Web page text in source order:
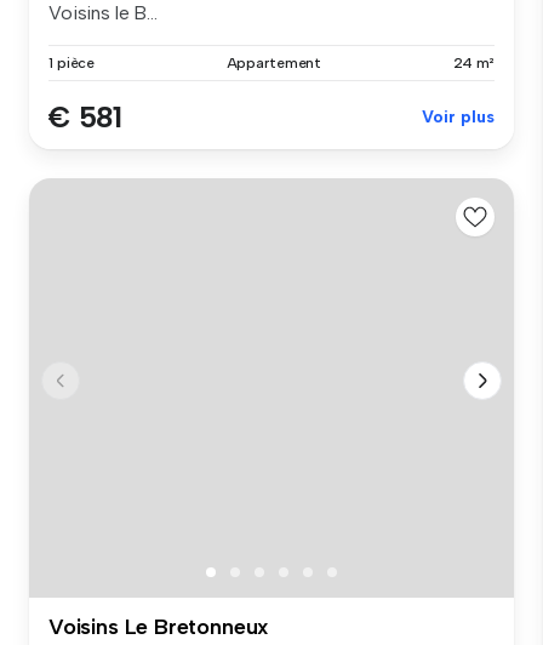
Voisins le B...
1 pièce Appartement 24 m²
€ 581 Voir plus
Voisins Le Bretonneux